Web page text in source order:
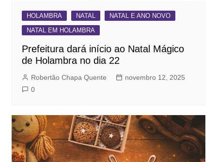
HOLAMBRA NATAL
NATAL E ANO NOVO
NATAL EM HOLAMBRA
Prefeitura dará início ao Natal Mágico
de Holambra no dia 22
Robertão Chapa Quente
novembro 12, 2025
0